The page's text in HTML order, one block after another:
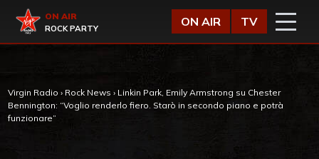
Virgin Radio
ON AIR
ROCK PARTY
ON AIR TV
Virgin Radio › Rock News › Linkin Park, Emily Armstrong su Chester
Bennington: “Voglio renderlo fiero. Starò in secondo piano e potrà
funzionare”